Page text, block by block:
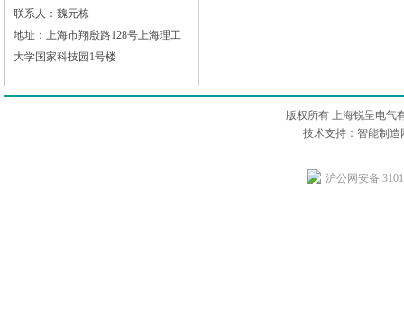
联系人：魏元栋
地址：上海市翔殷路128号上海理工
大学国家科技园1号楼
版权所有 上海锐呈电气
技术支持：智能制造
沪公网安备